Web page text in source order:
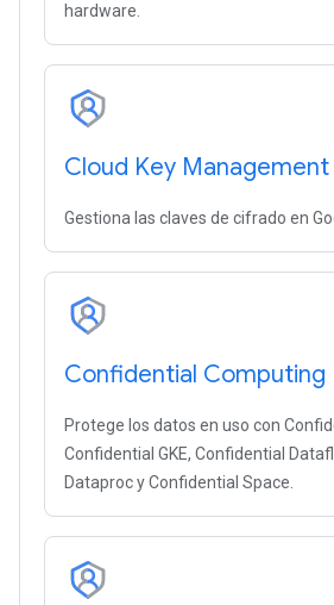
hardware.
Cloud Key Management
Gestiona las claves de cifrado en
Confidential Computing
Protege los datos en uso con
Confidential GKE, Confidential
Dataproc y Confidential Space.